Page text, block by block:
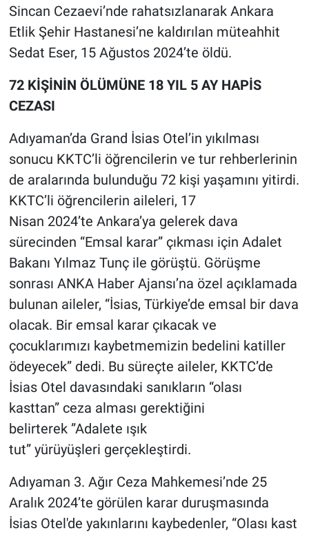
Sincan Cezaevi’nde rahatsızlanarak Ankara
Etlik Şehir Hastanesi’ne kaldırılan müteahhit
Sedat Eser, 15 Ağustos 2024’te öldü.
72 KİŞİNİN ÖLÜMÜNE 18 YIL 5 AY HAPİS
CEZASI
Adıyaman’da Grand İsias Otel’in yıkılması
sonucu KKTC’li öğrencilerin ve tur rehberlerinin
de aralarında bulunduğu 72 kişi yaşamını yitirdi.
KKTC’li öğrencilerin aileleri, 17
Nisan 2024’te Ankara’ya gelerek dava
sürecinden “Emsal karar” çıkması için Adalet
Bakanı Yılmaz Tunç ile görüştü. Görüşme
sonrası ANKA Haber Ajansı’na özel açıklamada
bulunan aileler, “İsias, Türkiye’de emsal bir dava
olacak. Bir emsal karar çıkacak ve
çocuklarımızı kaybetmemizin bedelini katiller
ödeyecek” dedi. Bu süreçte aileler, KKTC’de
İsias Otel davasındaki sanıkların “olası
kasttan” ceza alması gerektiğini
belirterek ”Adalete ışık
tut” yürüyüşleri gerçekleştirdi.
Adıyaman 3. Ağır Ceza Mahkemesi’nde 25
Aralık 2024’te görülen karar duruşmasında
İsias Otel'de yakınlarını kaybedenler, “Olası kast